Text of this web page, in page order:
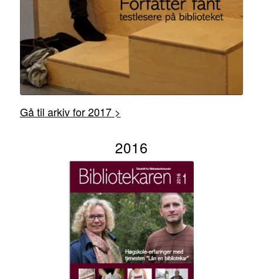
Gå til arkiv for 2017 >
2016